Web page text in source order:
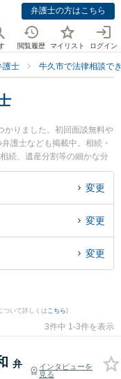
弁護士の方はこちら
閲覧履歴 マイリスト ログイン
護士 牛久市で法律相談で
かりました。初回面談無料や
護士なども掲載中。相続・
続、遺産分割等の細かな分
人長瀬総合法律事務所の金
名 祥雅弁護士、弁護士法人
たい』『家族信託のトラブ
初回相談無料で家族信託を
』などでお困りの相談者さ
変更
変更
変更
ついて詳しくはこちら)
3件中 1-3件を表示
弁
インタビューを
見る